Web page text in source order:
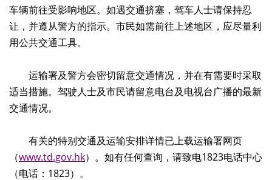
车辆前往受影响地区。如遇交通挤塞，驾车人士请保持忍
让，并遵从警方的指示。市民如需前往上述地区，应尽量利
用公共交通工具。
运输署及警方会密切留意交通情况，并在有需要时采取
适当措施。驾驶人士及市民请留意电台及电视台广播的最新
交通情况。
有关的特别交通及运输安排详情已上载运输署网页
（www.td.gov.hk）。如有任何查询，请致电1823电话中心
（电话：1823）。